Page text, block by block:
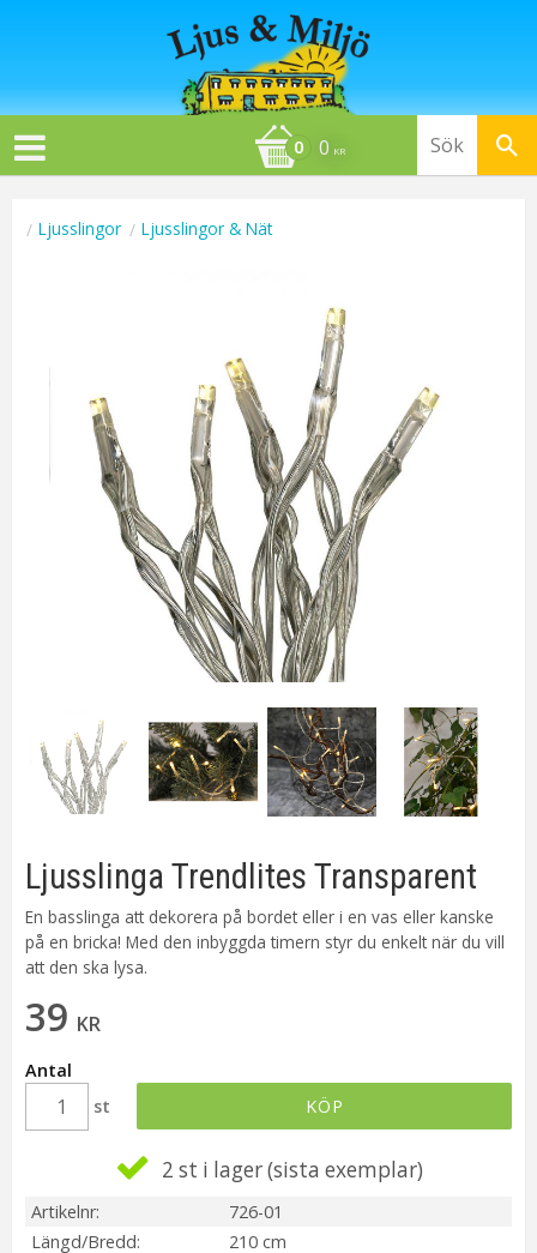
0 KR
Ljusslingor Ljusslingor & Nät
Ljusslinga Trendlites Transparent
En basslinga att dekorera på bordet eller i en vas eller kanske
på en bricka! Med den inbyggda timern styr du enkelt när du vill
att den ska lysa.
39 KR
Antal
st
KÖP
2 st i lager
Artikelnr
726-01
Längd/Bredd
210 cm